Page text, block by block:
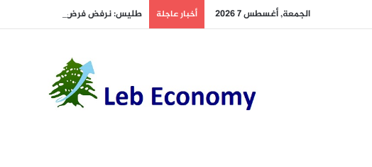
الجمعة, أغسطس 7 2026 أخبار عاجلة طليس: نرفض فرض ضريبة جديدة على